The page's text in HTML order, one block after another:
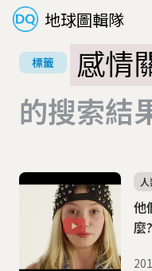
地球圖輯隊
標籤
感情
的搜索結
他
麼?